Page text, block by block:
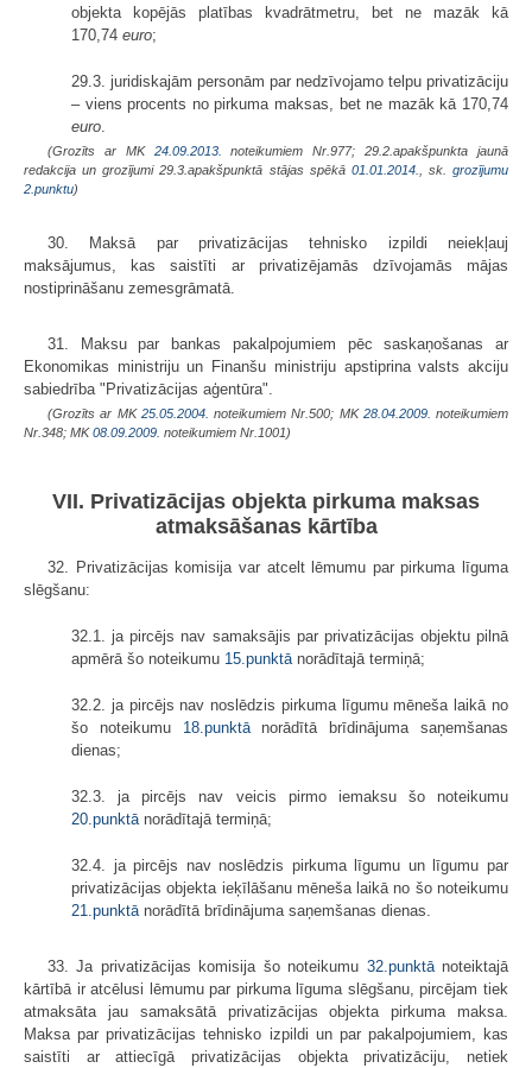
objekta kopējās platības kvadrātmetru, bet ne mazāk kā
170,74 euro;
29.3. juridiskajām personām par nedzīvojamo telpu privatizāciju
– viens procents no pirkuma maksas, bet ne mazāk kā 170,74
euro
(Grozīts ar MK 24.09.2013.
noteikumiem Nr.977; 29.2.apakšpunkta jaunā
redakcija un grozījumi 29.3.apakšpunktā stājas spēkā 01.01.2014. , sk. grozījumu
2.punktu)
30. Maksā par privatizācijas tehnisko izpildi neiekļauj
maksājumus, kas saistīti ar privatizējamās dzīvojamās mājas
nostiprināšanu zemesgrāmatā.
31. Maksu par bankas pakalpojumiem pēc saskaņošanas ar
Ekonomikas ministriju un Finanšu ministriju apstiprina valsts akciju
sabiedrība "Privatizācijas aģentūra".
(Grozīts ar MK 25.05.2004. noteikumiem Nr.500; MK 28.04.2009. noteikumiem
Nr.348; MK08.09.2009. noteikumiem Nr.1001)
VII. Privatizācijas objekta pirkuma maksas
atmaksāšanas kārtība
32. Privatizācijas komisija var atcelt lēmumu par pirkuma līguma
slēgšanu:
32.1. ja pircējs nav samaksājis par privatizācijas objektu pilnā
apmērā šo noteikumu 15.punktānorādītajā termiņā;
32.2. ja pircējs nav noslēdzis pirkuma līgumu mēneša laikā no
šo noteikumu 18.punktānorādītā brīdinājuma saņemšanas
dienas;
32.3. ja pircējs nav veicis pirmo iemaksu šo noteikumu
20.punktānorādītajā termiņā;
32.4. ja pircējs nav noslēdzis pirkuma līgumu un līgumu par
privatizācijas objekta ieķīlāšanu mēneša laikā no šo noteikumu
21.punktānorādītā brīdinājuma saņemšanas dienas.
33. Ja privatizācijas komisija šo noteikumu 32.punktānoteiktajā
kārtībā ir atcēlusi lēmumu par pirkuma līguma slēgšanu, pircējam tiek
atmaksāta jau samaksātā privatizācijas objekta pirkuma maksa.
Maksa par privatizācijas tehnisko izpildi un par pakalpojumiem, kas
saistīti ar attiecīgā privatizācijas objekta privatizāciju, netiek